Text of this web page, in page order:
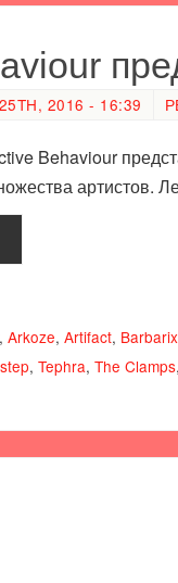
2016 - 16:39
Behaviour
артистов.
, Arkoze, Artifact, Barbarix
, Tephra, The Clamps,